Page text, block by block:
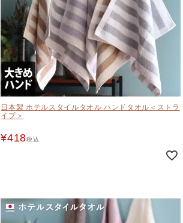
日本製 ホテルスタイルタオル ハンドタオル＜ストラ
イプ＞
¥418税込